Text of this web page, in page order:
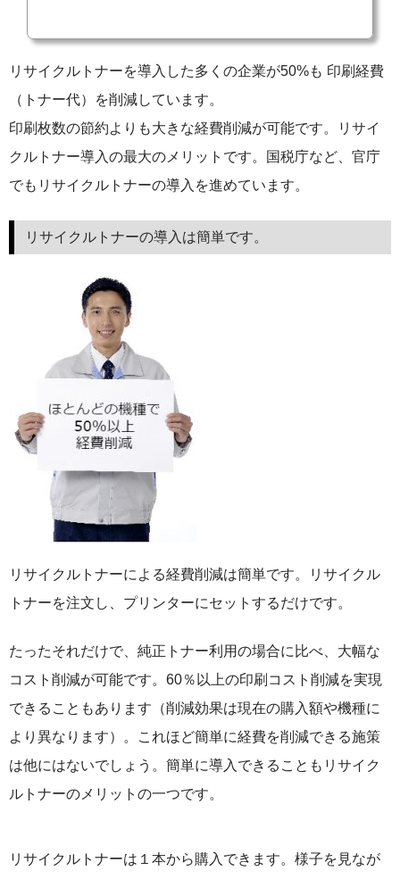
購入ガイド
トナーの種類と比較
もっと安い販売店があります。何が違うのですか？
リサイクルトナーの評価
リサイクルトナーの選び方
リサイクルトナーを使える会社、使えない会社
全国発送・送料無料
印字枚数について
対応プリンターメーカー
見積書発行依頼
なぜ業務用を選ぶべき？
リサイクルトナーを導入した多くの企業が50%も 印刷経費
（トナー代）を削減しています。
印刷枚数の節約よりも大きな経費削減が可能です。リサイ
クルトナー導入の最大のメリットです。国税庁など、官庁
でもリサイクルトナーの導入を進めています。
リサイクルトナーの導入は簡単です。
リサイクルトナーによる経費削減は簡単です。リサイクル
トナーを注文し、プリンターにセットするだけです。
たったそれだけで、純正トナー利用の場合に比べ、大幅な
コスト削減が可能です。60％以上の印刷コスト削減を実現
できることもあります（削減効果は現在の購入額や機種に
より異なります）。これほど簡単に経費を削減できる施策
は他にはないでしょう。簡単に導入できることもリサイク
ルトナーのメリットの一つです。
リサイクルトナーは１本から購入できます。様子を見なが